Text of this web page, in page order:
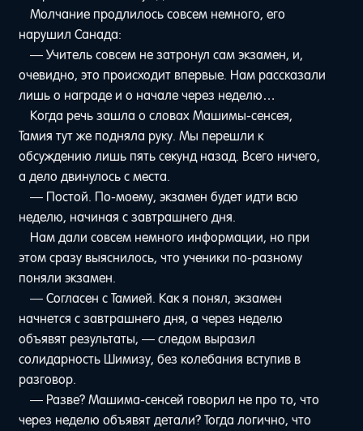
Молчание продлилось совсем немного, его
нарушил Санада:
— Учитель совсем не затронул сам экзамен, и,
очевидно, это происходит впервые. Нам рассказали
лишь о награде и о начале через неделю…
Когда речь зашла о словах Машимы-сенсея,
Тамия тут же подняла руку. Мы перешли к
обсуждению лишь пять секунд назад. Всего ничего,
а дело двинулось с места.
— Постой. По-моему, экзамен будет идти всю
неделю, начиная с завтрашнего дня.
Нам дали совсем немного информации, но при
этом сразу выяснилось, что ученики по-разному
поняли экзамен.
— Согласен с Тамией. Как я понял, экзамен
начнется с завтрашнего дня, а через неделю
объявят результаты, — следом выразил
солидарность Шимизу, без колебания вступив в
разговор.
— Разве? Машима-сенсей говорил не про то, что
через неделю объявят детали? Тогда логично, что